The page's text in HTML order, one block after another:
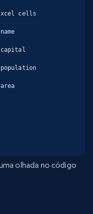
cells
capital
olhada no código